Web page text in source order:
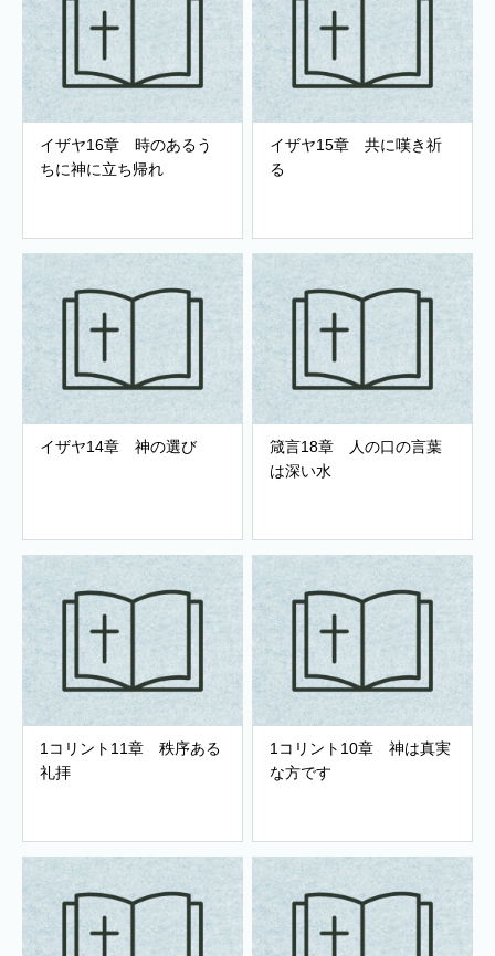
イザヤ16章 時のあるう
ちに神に立ち帰れ
イザヤ15章 共に嘆き祈
る
イザヤ14章 神の選び
箴言18章 人の口の言葉
は深い水
1コリント11章 秩序ある
礼拝
1コリント10章 神は真実
な方です